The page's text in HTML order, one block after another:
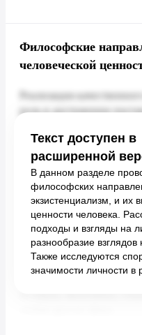
Философские
человеческой
Текст доступен в
расширенной
В данном разделе
философских
экзистенциализм, и их
ценности человека.
подходы и взгляды на
разнообразие взглядов
Также исследуются
значимости личности в